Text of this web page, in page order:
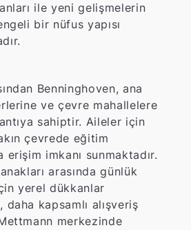
ile yeni gelişmelerin
bir nüfus yapısı
Benninghoven, ana
ve çevre mahallelere
sahiptir. Aileler için
çevrede eğitim
erişim imkanı sunmaktadır.
arasında günlük
yerel dükkanlar
daha kapsamlı alışveriş
merkezinde